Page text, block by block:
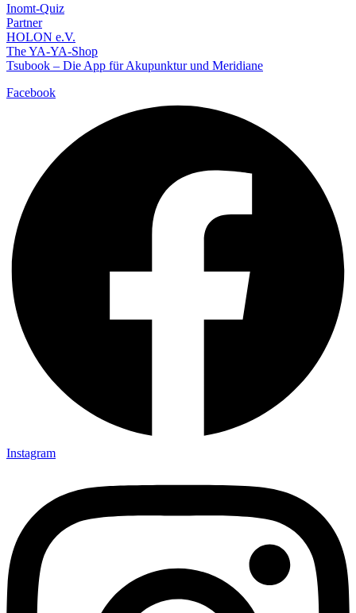
Inomt-Quiz
Partner
HOLON e.V.
The YA-YA-Shop
Tsubook – Die App für Akupunktur und Meridiane
Facebook
Instagram